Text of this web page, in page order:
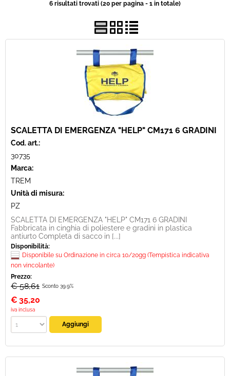
Usato
6 risultati trovati (20 per pagina - 1 in totale)
SCALETTA DI EMERGENZA "HELP" CM171 6 GRADINI
Cod. art.:
30735
Marca:
TREM
Unità di misura:
PZ
SCALETTA DI EMERGENZA "HELP" CM171 6 GRADINI
Fabbricata in cinghia di poliestere e gradini in plastica
antiurto Completa di sacco in [...]
Disponibilità:
Disponibile su Ordinazione in circa 10/20gg (Tempistica indicativa
non vincolante)
Prezzo:
€ 58,61 Sconto 39.9%
€ 35,20
iva inclusa